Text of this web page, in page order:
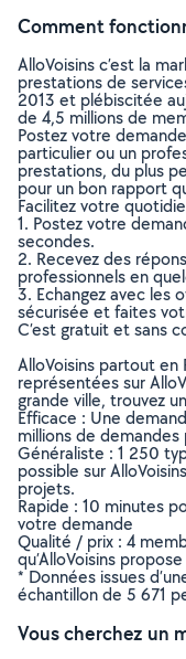
Comment
AlloVoisins c’est la
prestations de
2013 et plébiscitée
de 4,5 millions de
Postez votre
particulier ou un
prestations, du plus
pour un bon rapport
Facilitez votre
1. Postez votre
secondes.
2. Recevez des
professionnels en
3. Echangez avec les
sécurisée et faites
C’est gratuit et sans
AlloVoisins partout
représentées sur
grande ville, trouvez
Efficace : Une
millions de
Généraliste : 1 250
possible sur
projets.
Rapide : 10 minutes
votre demande
Qualité / prix : 4
qu’AlloVoisins
* Données issues
échantillon de 5 671
Vous cherchez un